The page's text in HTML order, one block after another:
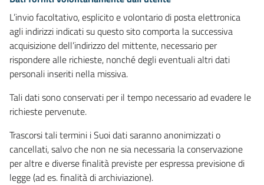
L’invio facoltativo, esplicito e volontario di posta elettronica
agli indirizzi indicati su questo sito comporta la successiva
acquisizione dell’indirizzo del mittente, necessario per
rispondere alle richieste, nonché degli eventuali altri dati
personali inseriti nella missiva.
Tali dati sono conservati per il tempo necessario ad evadere le
richieste pervenute.
Trascorsi tali termini i Suoi dati saranno anonimizzati o
cancellati, salvo che non ne sia necessaria la conservazione
per altre e diverse finalità previste per espressa previsione di
legge (ad es. finalità di archiviazione).